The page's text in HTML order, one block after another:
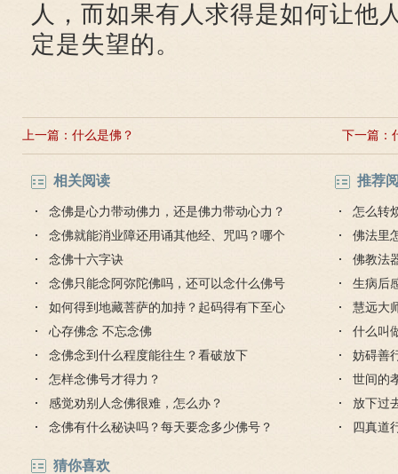
人，而如果有人求得是如何让他
定是失望的。
上一篇： 什么是佛？ 下一篇：
相关阅读
念佛是心力带动佛力，还是佛力带动心力？
念佛就能消业障还用诵其他经、咒吗？哪个
法门好？
念佛十六字诀
念佛只能念阿弥陀佛吗，还可以念什么佛号
吗？
如何得到地藏菩萨的加持？起码得有下至心
心存佛念 不忘念佛
念佛念到什么程度能往生？看破放下
怎样念佛号才得力？
感觉劝别人念佛很难，怎么办？
念佛有什么秘诀吗？每天要念多少佛号？
推荐
怎么转
佛法里
佛教法
生病后
父怎么
慧远大
什么叫
妨碍善
徒要防
世间的
满的孝
放下过
四真道
猜你喜欢